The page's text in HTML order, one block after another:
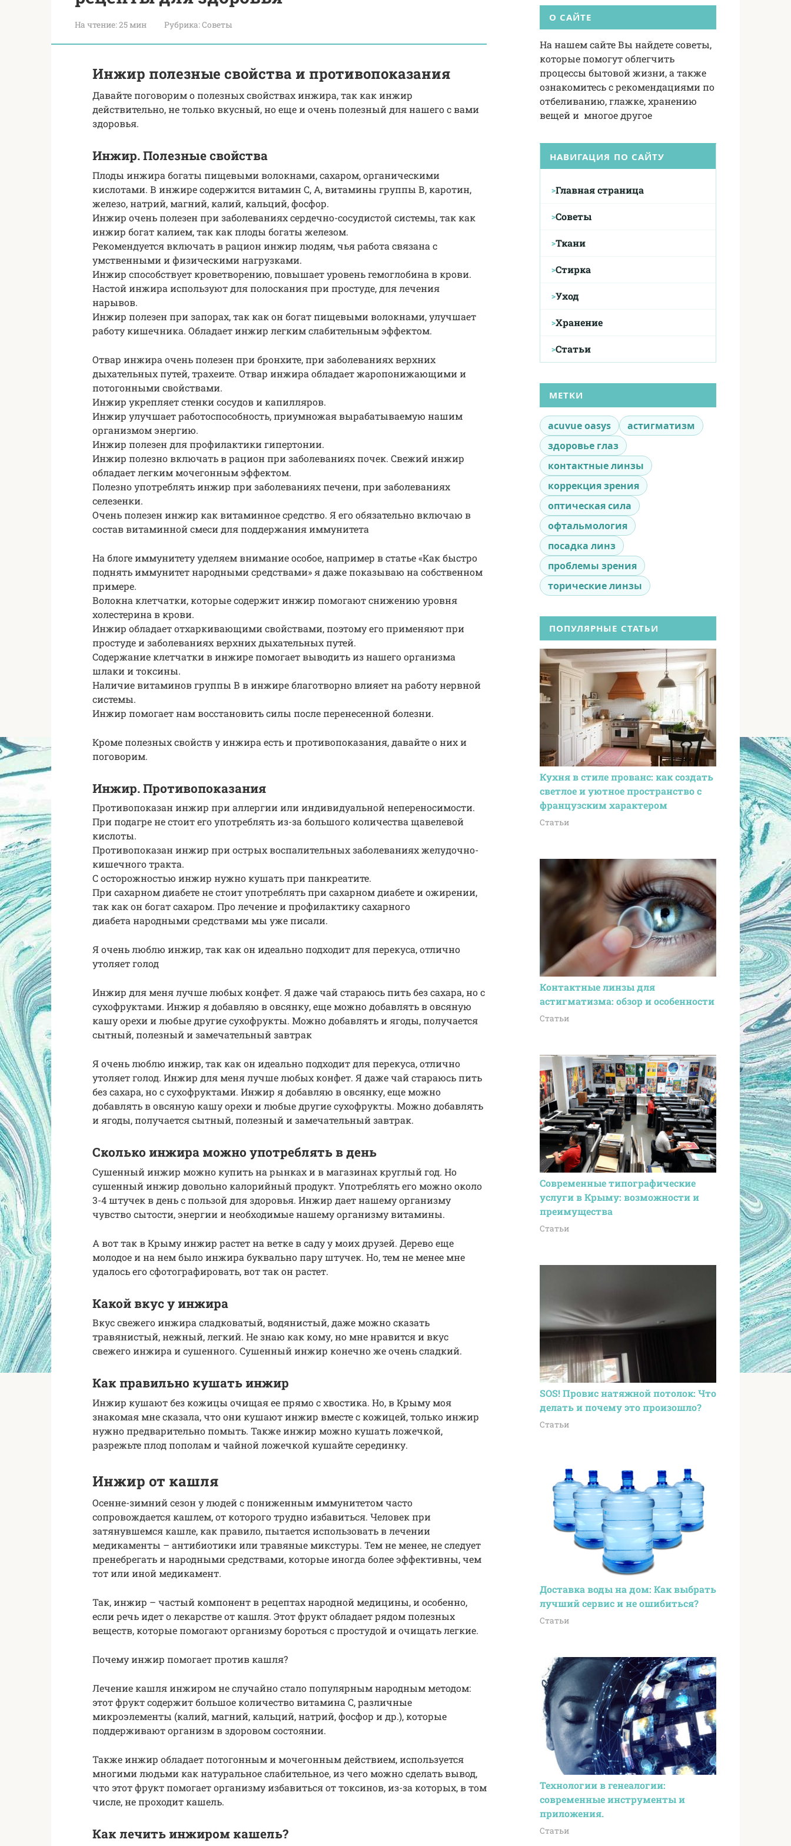
На чтение:25 мин Рубрика:Советы
Инжир полезные свойства и противопоказания
Давайте поговорим о полезных свойствах инжира, так как инжир
действительно, не только вкусный, но еще и очень полезный для нашего с вами
здоровья.
Инжир. Полезные свойства
Плоды инжира богаты пищевыми волокнами, сахаром, органическими
кислотами. В инжире содержится витамин С, А, витамины группы В, каротин,
железо, натрий, магний, калий, кальций, фосфор.
Инжир очень полезен при заболеваниях сердечно-сосудистой системы, так как
инжир богат калием, так как плоды богаты железом.
Рекомендуется включать в рацион инжир людям, чья работа связана с
умственными и физическими нагрузками.
Инжир способствует кроветворению, повышает уровень гемоглобина в крови.
Настой инжира используют для полоскания при простуде, для лечения
нарывов.
Инжир полезен при запорах, так как он богат пищевыми волокнами, улучшает
работу кишечника. Обладает инжир легким слабительным эффектом.
Отвар инжира очень полезен при бронхите, при заболеваниях верхних
дыхательных путей, трахеите. Отвар инжира обладает жаропонижающими и
потогонными свойствами.
Инжир укрепляет стенки сосудов и капилляров.
Инжир улучшает работоспособность, приумножая вырабатываемую нашим
организмом энергию.
Инжир полезен для профилактики гипертонии.
Инжир полезно включать в рацион при заболеваниях почек. Свежий инжир
обладает легким мочегонным эффектом.
Полезно употреблять инжир при заболеваниях печени, при заболеваниях
селезенки.
Очень полезен инжир как витаминное средство. Я его обязательно включаю в
состав витаминной смеси для поддержания иммунитета
На блоге иммунитету уделяем внимание особое, например в статье «Как быстро
поднять иммунитет народными средствами» я даже показываю на собственном
примере.
Волокна клетчатки, которые содержит инжир помогают снижению уровня
холестерина в крови.
Инжир обладает отхаркивающими свойствами, поэтому его применяют при
простуде и заболеваниях верхних дыхательных путей.
Содержание клетчатки в инжире помогает выводить из нашего организма
шлаки и токсины.
Наличие витаминов группы В в инжире благотворно влияет на работу нервной
системы.
Инжир помогает нам восстановить силы после перенесенной болезни.
Кроме полезных свойств у инжира есть и противопоказания, давайте о них и
поговорим.
Инжир. Противопоказания
Противопоказан инжир при аллергии или индивидуальной непереносимости.
При подагре не стоит его употреблять из-за большого количества щавелевой
кислоты.
Противопоказан инжир при острых воспалительных заболеваниях желудочно-
кишечного тракта.
С осторожностью инжир нужно кушать при панкреатите.
При сахарном диабете не стоит употреблять при сахарном диабете и ожирении,
так как он богат сахаром. Про лечение и профилактику сахарного
диабета народными средствами мы уже писали.
Я очень люблю инжир, так как он идеально подходит для перекуса, отлично
утоляет голод
Инжир для меня лучше любых конфет. Я даже чай стараюсь пить без сахара, но с
сухофруктами. Инжир я добавляю в овсянку, еще можно добавлять в овсяную
кашу орехи и любые другие сухофрукты. Можно добавлять и ягоды, получается
сытный, полезный и замечательный завтрак
Я очень люблю инжир, так как он идеально подходит для перекуса, отлично
утоляет голод. Инжир для меня лучше любых конфет. Я даже чай стараюсь пить
без сахара, но с сухофруктами. Инжир я добавляю в овсянку, еще можно
добавлять в овсяную кашу орехи и любые другие сухофрукты. Можно добавлять
и ягоды, получается сытный, полезный и замечательный завтрак.
Сколько инжира можно употреблять в день
Сушенный инжир можно купить на рынках и в магазинах круглый год. Но
сушенный инжир довольно калорийный продукт. Употреблять его можно около
3-4 штучек в день с пользой для здоровья. Инжир дает нашему организму
чувство сытости, энергии и необходимые нашему организму витамины.
А вот так в Крыму инжир растет на ветке в саду у моих друзей. Дерево еще
молодое и на нем было инжира буквально пару штучек. Но, тем не менее мне
удалось его сфотографировать, вот так он растет.
Какой вкус у инжира
Вкус свежего инжира сладковатый, водянистый, даже можно сказать
травянистый, нежный, легкий. Не знаю как кому, но мне нравится и вкус
свежего инжира и сушенного. Сушенный инжир конечно же очень сладкий.
Как правильно кушать инжир
Инжир кушают без кожицы очищая ее прямо с хвостика. Но, в Крыму моя
знакомая мне сказала, что они кушают инжир вместе с кожицей, только инжир
нужно предварительно помыть. Также инжир можно кушать ложечкой,
разрежьте плод пополам и чайной ложечкой кушайте серединку.
Инжир от кашля
Осенне-зимний сезон у людей с пониженным иммунитетом часто
сопровождается кашлем, от которого трудно избавиться. Человек при
затянувшемся кашле, как правило, пытается использовать в лечении
медикаменты – антибиотики или травяные микстуры. Тем не менее, не следует
пренебрегать и народными средствами, которые иногда более эффективны, чем
тот или иной медикамент.
Так, инжир – частый компонент в рецептах народной медицины, и особенно,
если речь идет о лекарстве от кашля. Этот фрукт обладает рядом полезных
веществ, которые помогают организму бороться с простудой и очищать легкие.
Почему инжир помогает против кашля?
Лечение кашля инжиром не случайно стало популярным народным методом:
этот фрукт содержит большое количество витамина С, различные
микроэлементы (калий, магний, кальций, натрий, фосфор и др.), которые
поддерживают организм в здоровом состоянии.
Также инжир обладает потогонным и мочегонным действием, используется
многими людьми как натуральное слабительное, из чего можно сделать вывод,
что этот фрукт помогает организму избавиться от токсинов, из-за которых, в том
числе, не проходит кашель.
Как лечить инжиром кашель?
О САЙТЕ
На нашем сайте Вы найдете советы,
которые помогут облегчить
процессы бытовой жизни, а также
ознакомитесь с рекомендациями по
отбеливанию, глажке, хранению
вещей и многое другое
НАВИГАЦИЯ ПО САЙТУ
Главная страница
Советы
Ткани
Стирка
Уход
Хранение
Статьи
МЕТКИ
acuvue oasys
астигматизм
здоровье глаз
контактные линзы
коррекция зрения
оптическая сила
офтальмология
посадка линз
проблемы зрения
торические линзы
ПОПУЛЯРНЫЕ СТАТЬИ
Кухня в стиле прованс: как создать
светлое и уютное пространство с
французским характером
Статьи
Контактные линзы для
астигматизма: обзор и особенности
Статьи
Современные типографические
услуги в Крыму: возможности и
преимущества
Статьи
SOS! Провис натяжной потолок: Что
делать и почему это произошло?
Статьи
Доставка воды на дом: Как выбрать
лучший сервис и не ошибиться?
Статьи
Технологии в генеалогии:
современные инструменты и
приложения.
Статьи